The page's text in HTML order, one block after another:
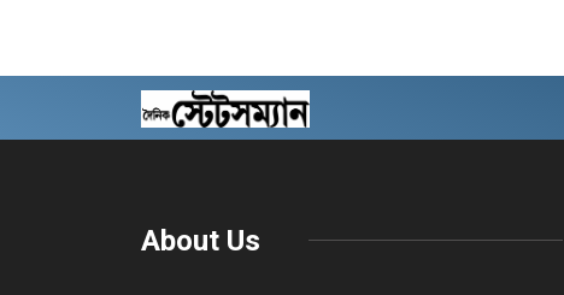
About Us